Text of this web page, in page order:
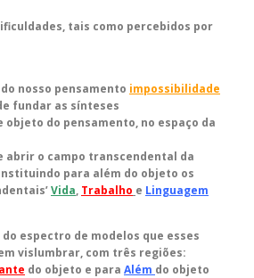
tais como percebidos por
nosso pensamento impossibilidade
fundar as sínteses
objeto do pensamento, no espaço da
abrir o campo transcendental da
para além do objeto os
Vida, Trabalho e Linguagem
espectro de modelos que esses
vislumbrar, com três regiões:
do objeto e para Além do objeto